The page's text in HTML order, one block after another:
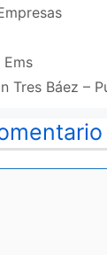
Tres Báez –